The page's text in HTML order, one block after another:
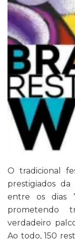
O tradicional
prestigiados
entre os dias
prometendo
verdadeiro
Ao todo, 150